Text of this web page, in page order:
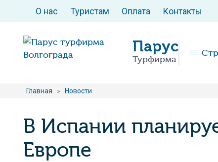
О нас Туристам Оплата Контакты
Парус
Турфирма
Главная » Новости
В Испании
Европе